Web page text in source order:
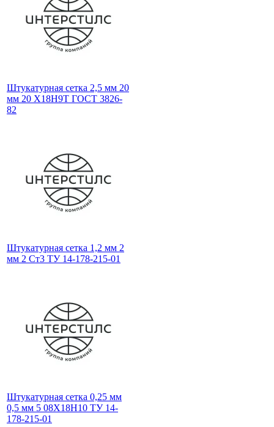
Штукатурная сетка 2,5 мм 20
мм 20 Х18Н9Т ГОСТ 3826-
82
Штукатурная сетка 1,2 мм 2
мм 2 Ст3 ТУ 14-178-215-01
Штукатурная сетка 0,25 мм
0,5 мм 5 08Х18Н10 ТУ 14-
178-215-01